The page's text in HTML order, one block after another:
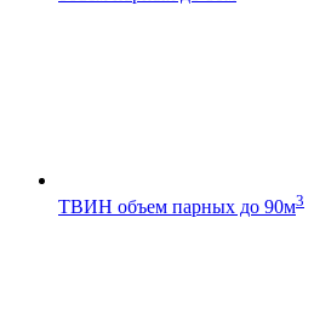
ТВИН объем парных до 90м3